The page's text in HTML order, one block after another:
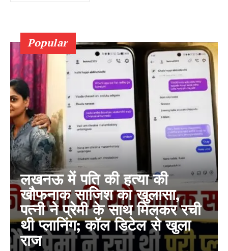
Popular
लखनऊ में पति की हत्या की
खौफनाक साजिश का खुलासा,
पत्नी ने प्रेमी के साथ मिलकर रची
थी प्लानिंग; कॉल डिटेल से खुला
राज